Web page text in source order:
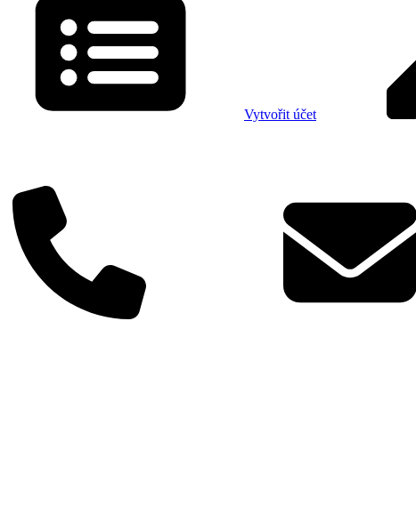
Vytvořit účet